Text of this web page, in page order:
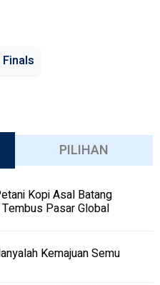
Finals
PILIHAN
Kopi Asal Batang
Pasar Global
Kemajuan Semu